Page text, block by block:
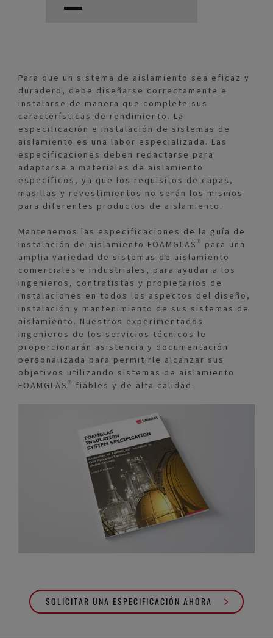
Para que un sistema de aislamiento sea eficaz y
duradero, debe diseñarse correctamente e
instalarse de manera que complete sus
características de rendimiento. La
especificación e instalación de sistemas de
aislamiento es una labor especializada. Las
especificaciones deben redactarse para
adaptarse a materiales de aislamiento
específicos, ya que los requisitos de capas,
masillas y revestimientos no serán los mismos
para diferentes productos de aislamiento.
Mantenemos las especificaciones de la guía de
instalación de aislamiento FOAMGLAS® para una
amplia variedad de sistemas de aislamiento
comerciales e industriales, para ayudar a los
ingenieros, contratistas y propietarios de
instalaciones en todos los aspectos del diseño,
instalación y mantenimiento de sus sistemas de
aislamiento. Nuestros experimentados
ingenieros de los servicios técnicos le
proporcionarán asistencia y documentación
personalizada para permitirle alcanzar sus
objetivos utilizando sistemas de aislamiento
FOAMGLAS® fiables y de alta calidad.
SOLICITAR UNA ESPECIFICACIÓN AHORA